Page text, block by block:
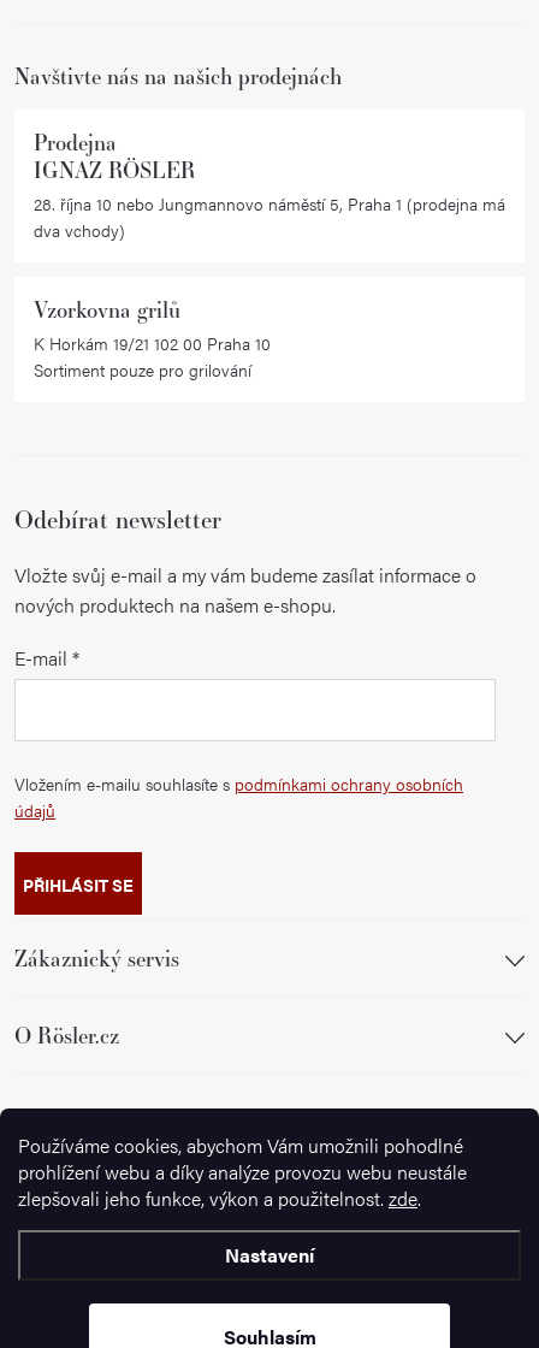
Používáme cookies, abychom Vám umožnili pohodlné
prohlížení webu a díky analýze provozu webu neustále
zlepšovali jeho funkce, výkon a použitelnost. zde.
Nastavení
Souhlasím
Navštivte nás na našich prodejnách
Prodejna
IGNAZ RÖSLER
28. října 10 nebo Jungmannovo náměstí 5, Praha 1 (prodejna má
dva vchody)
Vzorkovna grilů
K Horkám 19/21 102 00 Praha 10
Sortiment pouze pro grilování
Odebírat newsletter
Vložte svůj e-mail a my vám budeme zasílat informace o
nových produktech na našem e-shopu.
E-mail
Vložením e-mailu souhlasíte s podmínkami ochrany osobních
údajů
PŘIHLÁSIT SE
Zákaznický servis
O Rösler.cz
Sledujte nás